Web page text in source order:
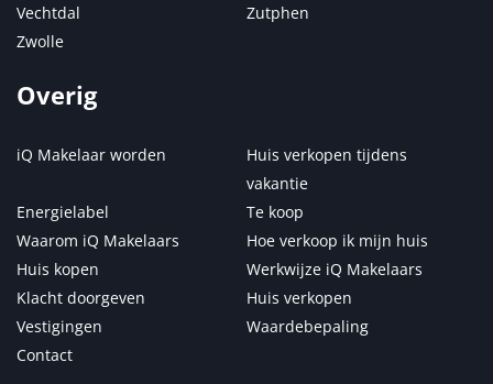
Vechtdal
Zutphen
Zwolle
Overig
iQ Makelaar worden
Huis verkopen tijdens
vakantie
Energielabel
Te koop
Waarom iQ Makelaars
Hoe verkoop ik mijn huis
Huis kopen
Werkwijze iQ Makelaars
Klacht doorgeven
Huis verkopen
Vestigingen
Waardebepaling
Contact